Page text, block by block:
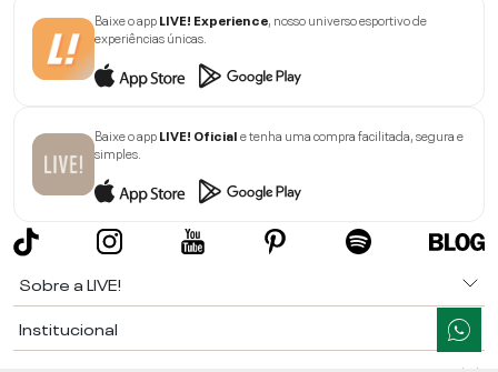
Baixe o appLIVE! Experience , nosso universo esportivo de
experiências únicas.
Baixe o appLIVE! Oficiale tenha uma compra facilitada, segura e
simples.
Sobre a LIVE!
Institucional